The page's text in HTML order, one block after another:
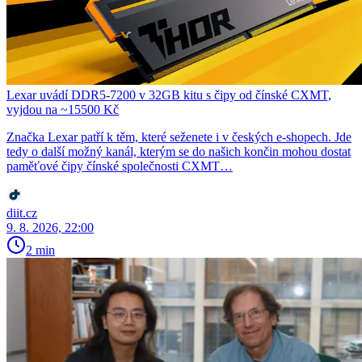
Lexar uvádí DDR5-7200 v 32GB kitu s čipy od čínské CXMT,
vyjdou na ~15500 Kč
Značka Lexar patří k těm, které seženete i v českých e-shopech. Jde
tedy o další možný kanál, kterým se do našich končin mohou dostat
paměťové čipy čínské společnosti CXMT…
diit.cz
9. 8. 2026, 22:00
2 min